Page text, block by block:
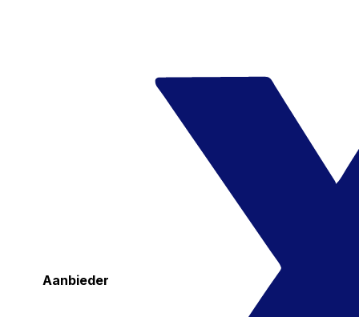
Aanbieder